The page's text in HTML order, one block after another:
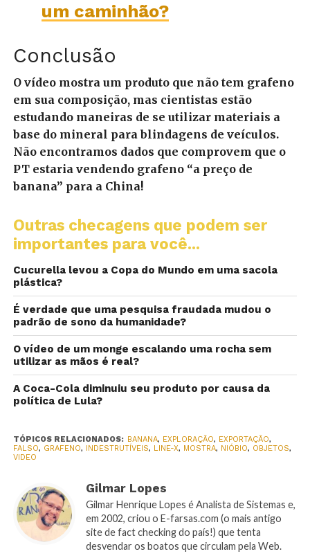
um caminhão?
Conclusão
O vídeo mostra um produto que não tem grafeno
em sua composição, mas cientistas estão
estudando maneiras de se utilizar materiais a
base do mineral para blindagens de veículos.
Não encontramos dados que comprovem que o
PT estaria vendendo grafeno “a preço de
banana” para a China!
Outras checagens que podem ser
importantes para você...
Cucurella levou a Copa do Mundo em uma sacola
plástica?
É verdade que uma pesquisa fraudada mudou o
padrão de sono da humanidade?
O vídeo de um monge escalando uma rocha sem
utilizar as mãos é real?
A Coca-Cola diminuiu seu produto por causa da
política de Lula?
TÓPICOS RELACIONADOS: BANANA, EXPLORAÇÃO, EXPORTAÇÃO,
FALSO, GRAFENO, INDESTRUTÍVEIS, LINE-X, MOSTRA, NIÓBIO, OBJETOS,
VIDEO
Gilmar Lopes
Gilmar Henrique Lopes é Analista de Sistemas e,
em 2002, criou o E-farsas.com (o mais antigo
site de fact checking do país!) que tenta
desvendar os boatos que circulam pela Web.